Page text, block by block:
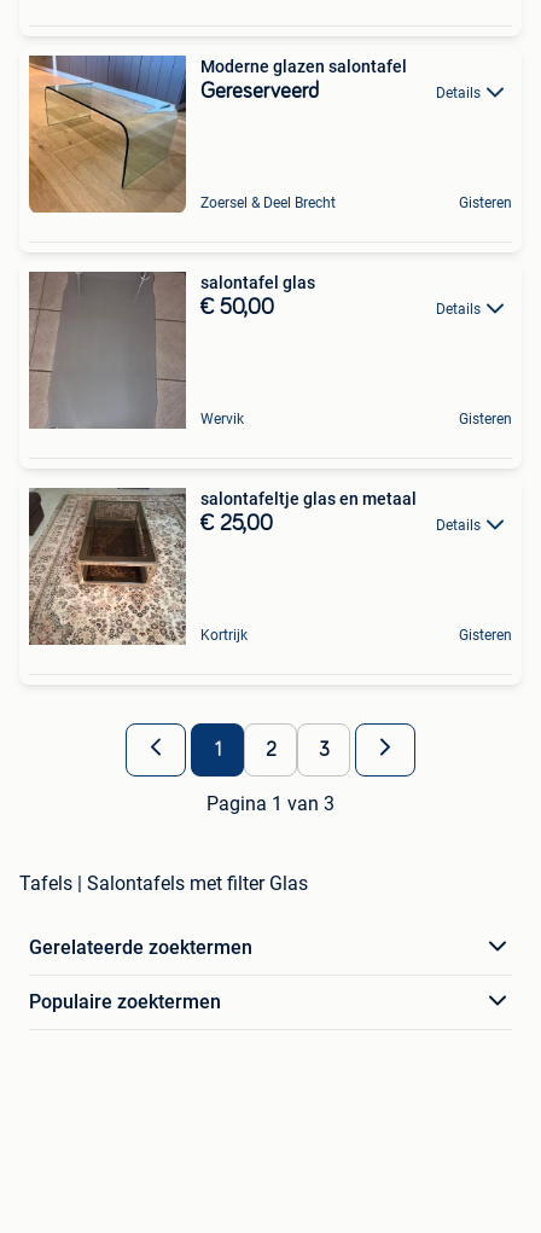
Moderne glazen salontafel
Gereserveerd Details
Zoersel & Deel Brecht Gisteren
salontafel glas
€ 50,00 Details
Wervik Gisteren
salontafeltje glas en metaal
€ 25,00 Details
Kortrijk Gisteren
1 2 3
Pagina 1 van 3
Tafels | Salontafels met filter Glas
Gerelateerde zoektermen
Populaire zoektermen